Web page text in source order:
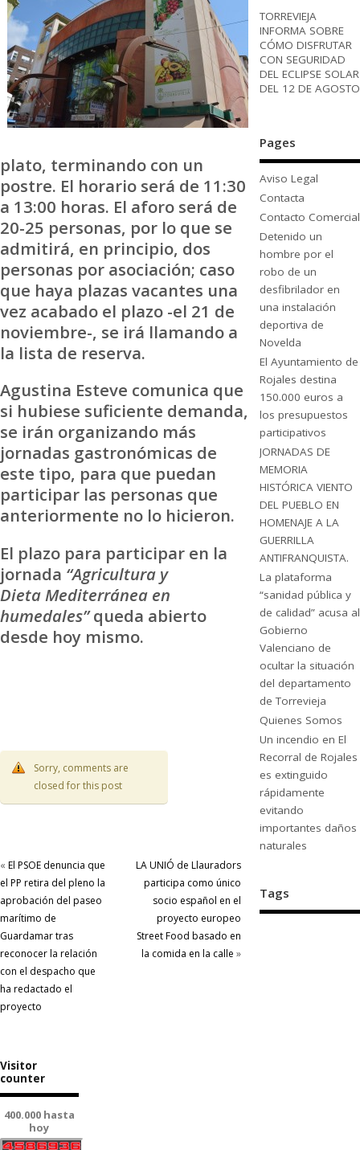
plato, terminando con un
postre. El horario será de 11:30
a 13:00 horas. El aforo será de
20-25 personas, por lo que se
admitirá, en principio, dos
personas por asociación; caso
que haya plazas vacantes una
vez acabado el plazo -el 21 de
noviembre-, se irá llamando a
la lista de reserva.
Agustina Esteve comunica que
si hubiese suficiente demanda,
se irán organizando más
jornadas gastronómicas de
este tipo, para que puedan
participar las personas que
anteriormente no lo hicieron.
El plazo para participar en la
jornada “Agricultura y
Dieta Mediterránea en
humedales”queda abierto
desde hoy mismo.
Sorry, comments are
closed for this post
« El PSOE denuncia que
el PP retira del pleno la
aprobación del paseo
marítimo de
Guardamar tras
reconocer la relación
con el despacho que
ha redactado el
proyecto
LA UNIÓ de Llauradors
participa como único
socio español en el
proyecto europeo
Street Food basado en
la comida en la calle »
TORREVIEJA
INFORMA SOBRE
CÓMO DISFRUTAR
CON SEGURIDAD
DEL ECLIPSE SOLAR
DEL 12 DE AGOSTO
Pages
Aviso Legal
Contacta
Contacto Comercial
Detenido un
hombre por el
robo de un
desfibrilador en
una instalación
deportiva de
Novelda
El Ayuntamiento de
Rojales destina
150.000 euros a
los presupuestos
participativos
JORNADAS DE
MEMORIA
HISTÓRICA VIENTO
DEL PUEBLO EN
HOMENAJE A LA
GUERRILLA
ANTIFRANQUISTA.
La plataforma
“sanidad pública y
de calidad” acusa al
Gobierno
Valenciano de
ocultar la situación
del departamento
de Torrevieja
Quienes Somos
Un incendio en El
Recorral de Rojales
es extinguido
rápidamente
evitando
importantes daños
naturales
Tags
Visitor
counter
400.000 hasta
hoy